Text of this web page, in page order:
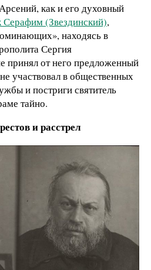
как и его духовный
(Звездинский),
находясь в
Сергия
принял от него предложенный
участвовал в общественных
и постриги святитель
тайно.
и расстрел